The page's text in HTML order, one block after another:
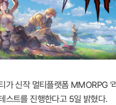
가 신작 멀티플랫폼 MMORPG '
스트를 진행한다고 5일 밝혔다.